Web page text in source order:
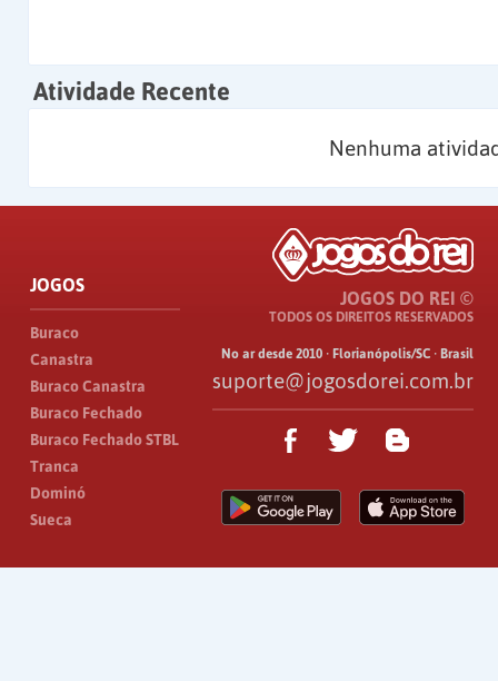
Atividade Recente
Nenhuma
JOGOS
Buraco
Canastra
Buraco Canastra
Buraco Fechado
Buraco Fechado STBL
Tranca
Dominó
Sueca
JOGOS DO REI ©
TODOS OS DIREITOS RESERVADOS
No ar desde 2010 · Florianópolis/SC · Brasil
suporte@jogosdorei.com.br